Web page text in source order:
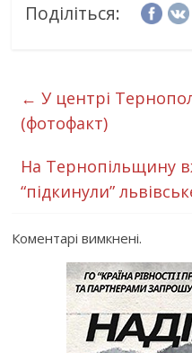
Поділіться:
← У центрі
(фотофакт)
На Тернопільщину
“підкинули”
Коментарі вимкнені.